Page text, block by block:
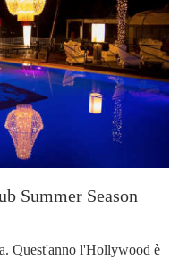
Summer Season
Quest'anno l'Hollywood è